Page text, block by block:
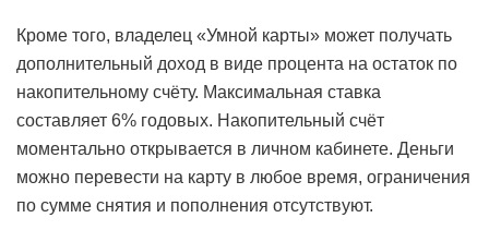
Кроме того, владелец «Умной карты» может получать
дополнительный доход в виде процента на остаток по
накопительному счёту. Максимальная ставка
составляет 6% годовых. Накопительный счёт
моментально открывается в личном кабинете. Деньги
можно перевести на карту в любое время, ограничения
по сумме снятия и пополнения отсутствуют.